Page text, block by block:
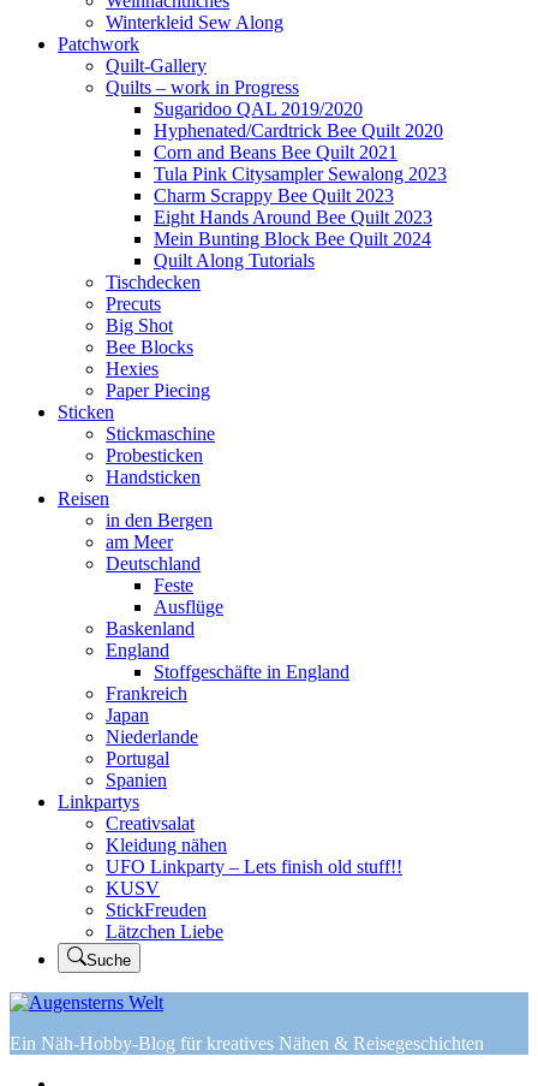
Winterkleid Sew Along
Patchwork
Quilt-Gallery
Quilts – work in Progress
Sugaridoo QAL 2019/2020
Hyphenated/Cardtrick Bee Quilt 2020
Corn and Beans Bee Quilt 2021
Tula Pink Citysampler Sewalong 2023
Charm Scrappy Bee Quilt 2023
Eight Hands Around Bee Quilt 2023
Mein Bunting Block Bee Quilt 2024
Quilt Along Tutorials
Tischdecken
Precuts
Big Shot
Bee Blocks
Hexies
Paper Piecing
Sticken
Stickmaschine
Probesticken
Handsticken
Reisen
in den Bergen
am Meer
Deutschland
Feste
Ausflüge
Baskenland
England
Stoffgeschäfte in England
Frankreich
Japan
Niederlande
Portugal
Spanien
Linkpartys
Creativsalat
Kleidung nähen
UFO Linkparty – Lets finish old stuff!!
KUSV
StickFreuden
Lätzchen Liebe
Suche
Ein Näh-Hobby-Blog für kreatives Nähen & Reisegeschichten